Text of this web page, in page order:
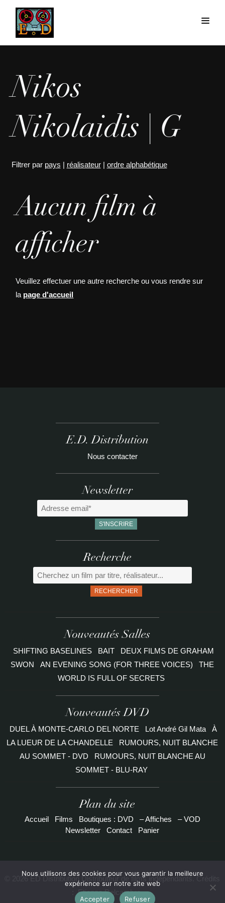
Nikos
Nikolaidis | G
Filtrer par pays | réalisateur| ordre alphabétique
Aucun film à
afficher
Veuillez effectuer une autre recherche ou vous rendre sur
la page d'accueil
E.D. Distribution
Nous contacter
Newsletter
Recherche
RECHERCHER
Nouveautés Salles
SHIFTING BASELINES BAIT
DEUX FILMS DE GRAHAM
SWON
AN EVENING SONG (FOR THREE VOICES)
THE
WORLD IS FULL OF SECRETS
Nouveautés DVD
DUEL À MONTE-CARLO DEL NORTE Lot André Gil Mata
À
LA LUEUR DE LA CHANDELLE
RUMOURS, NUIT BLANCHE
AU SOMMET - DVD
RUMOURS, NUIT BLANCHE AU
SOMMET - BLU-RAY
Plan du site
Accueil Films Boutiques : DVD – Affiches
– VOD
Newsletter
Contact Panier
© 2026 ED Distribution Distributeur de films indépendants. Crédits
Etienne Delcambre
Nous utilisons des cookies pour vous garantir la meilleure
expérience sur notre site web
Accepter
Refuser